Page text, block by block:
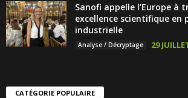
Sanofi appelle l’Europe à
excellence scientifique en
industrielle
Analyse / Décryptage 29
CATÉGORIE POPULAIRE